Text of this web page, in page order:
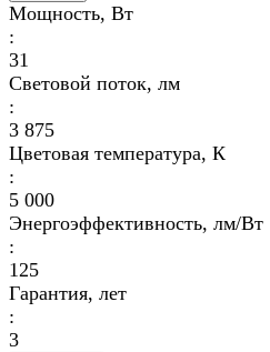
Мощность, Вт
:
31
Световой поток, лм
:
3 875
Цветовая температура, К
:
5 000
Энергоэффективность, лм/Вт
:
125
Гарантия, лет
:
3